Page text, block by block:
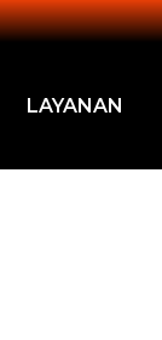
LAYANAN